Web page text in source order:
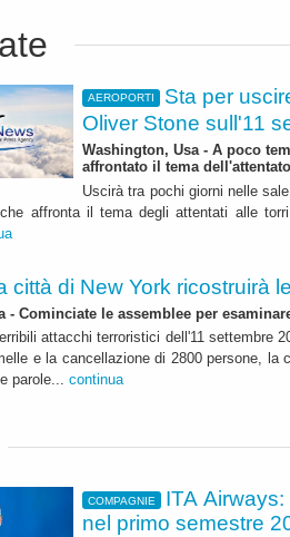
AEROPORTI
Sta per
Oliver Stone sull'11
Washington, Usa - A poco
affrontato il tema
Uscirà tra pochi giorni nelle
affronta il tema degli attentati alle torri
città di New York ricostruirà
- Cominciate le assemblee per
attacchi terroristici dell'11 settembre
e la cancellazione di 2800 persone, la
parole... continua
COMPAGNIE
ITA
nel primo semestre